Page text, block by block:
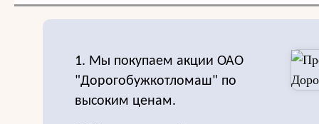
1. Мы покупаем акции ОАО
"Дорогобужкотломаш" по
высоким ценам.